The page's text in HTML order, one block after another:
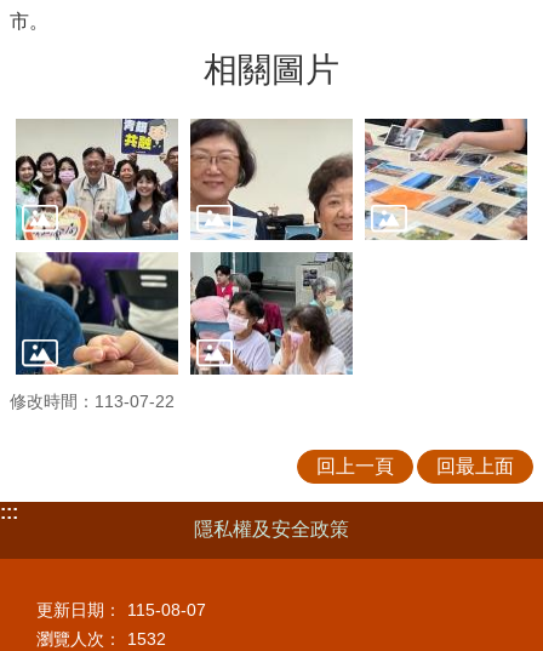
市。
相關圖片
修改時間：113-07-22
回上一頁 回最上面
:::
隱私權及安全政策
更新日期：
115-08-07
瀏覽人次：
1532